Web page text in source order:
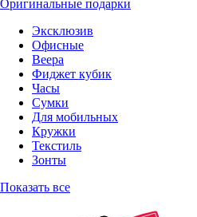
Оригинальные подарки
Эксклюзив
Офисные
Веера
Фиджет кубик
Часы
Сумки
Для мобильных
Кружки
Текстиль
Зонты
Показать все